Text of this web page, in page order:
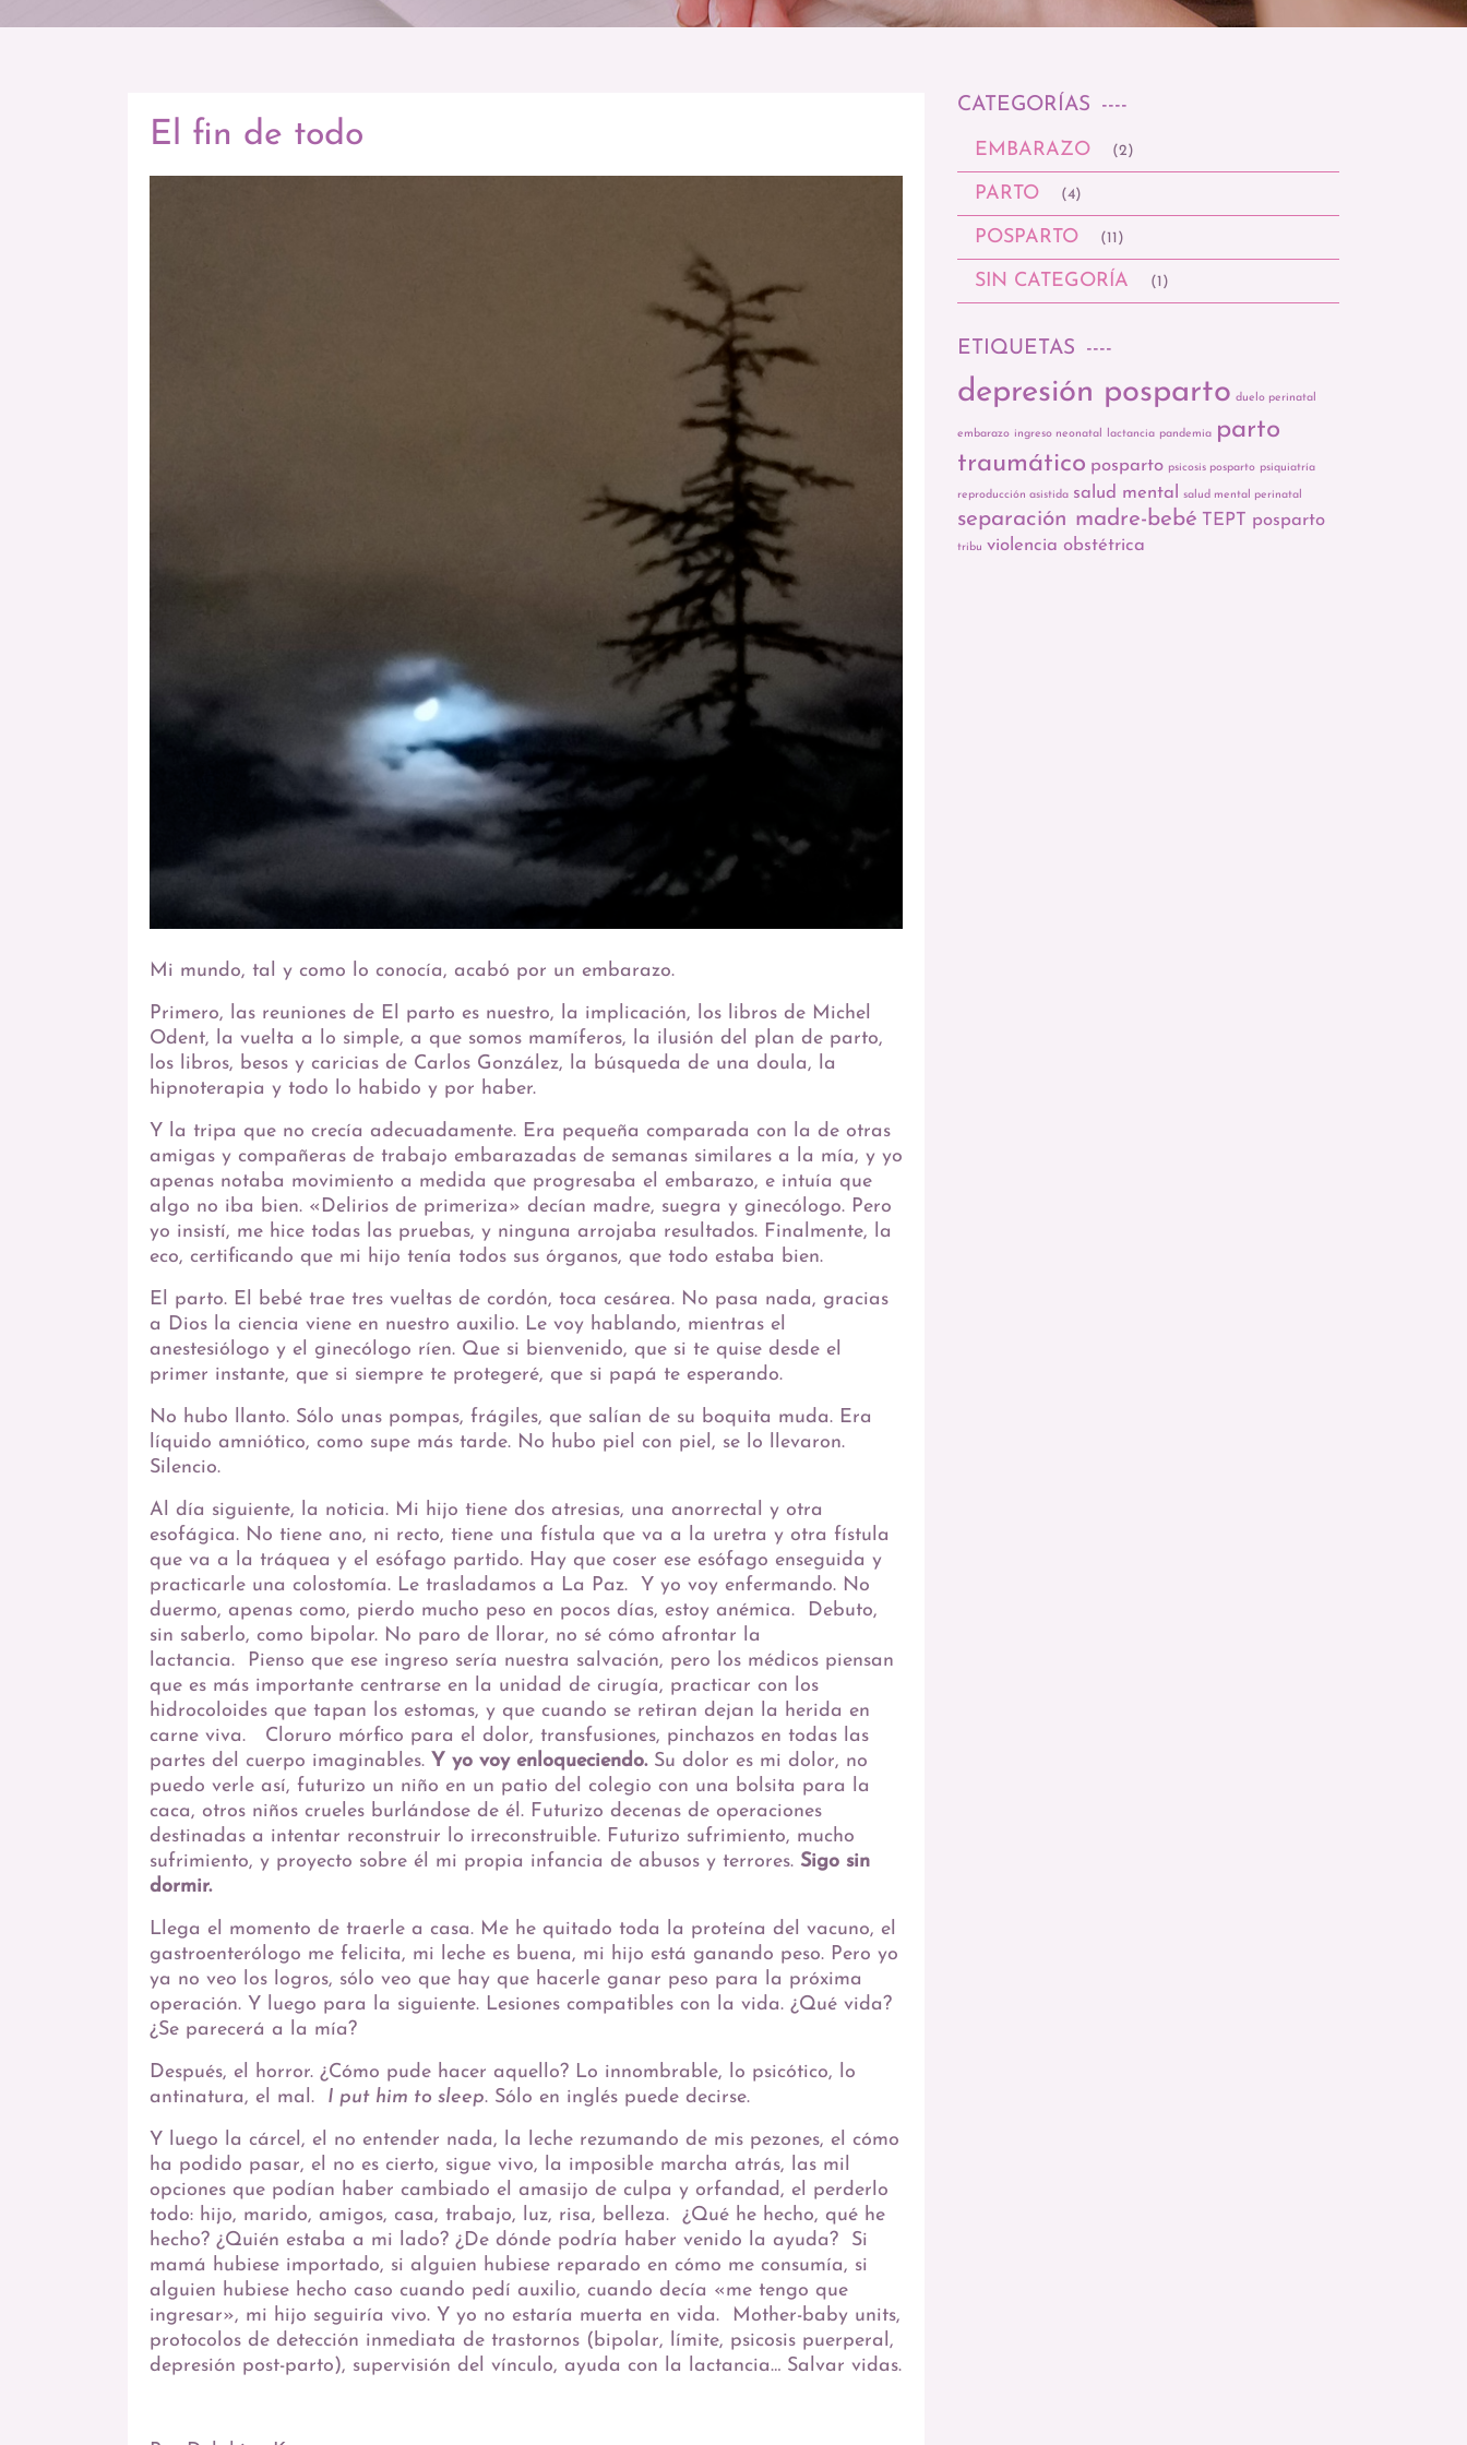
El fin de todo
Mi mundo, tal y como lo conocía, acabó por un embarazo.
Primero, las reuniones de El parto es nuestro, la implicación, los libros de Michel
Odent, la vuelta a lo simple, a que somos mamíferos, la ilusión del plan de parto,
los libros, besos y caricias de Carlos González, la búsqueda de una doula, la
hipnoterapia y todo lo habido y por haber.
Y la tripa que no crecía adecuadamente. Era pequeña comparada con la de otras
amigas y compañeras de trabajo embarazadas de semanas similares a la mía, y yo
apenas notaba movimiento a medida que progresaba el embarazo, e intuía que
algo no iba bien. «Delirios de primeriza» decían madre, suegra y ginecólogo. Pero
yo insistí, me hice todas las pruebas, y ninguna arrojaba resultados. Finalmente, la
eco, certificando que mi hijo tenía todos sus órganos, que todo estaba bien.
El parto. El bebé trae tres vueltas de cordón, toca cesárea. No pasa nada, gracias
a Dios la ciencia viene en nuestro auxilio. Le voy hablando, mientras el
anestesiólogo y el ginecólogo ríen. Que si bienvenido, que si te quise desde el
primer instante, que si siempre te protegeré, que si papá te esperando.
No hubo llanto. Sólo unas pompas, frágiles, que salían de su boquita muda. Era
líquido amniótico, como supe más tarde. No hubo piel con piel, se lo llevaron.
Silencio.
Al día siguiente, la noticia. Mi hijo tiene dos atresias, una anorrectal y otra
esofágica. No tiene ano, ni recto, tiene una fístula que va a la uretra y otra fístula
que va a la tráquea y el esófago partido. Hay que coser ese esófago enseguida y
practicarle una colostomía. Le trasladamos a La Paz. Y yo voy enfermando. No
duermo, apenas como, pierdo mucho peso en pocos días, estoy anémica. Debuto,
sin saberlo, como bipolar. No paro de llorar, no sé cómo afrontar la
lactancia. Pienso que ese ingreso sería nuestra salvación, pero los médicos piensan
que es más importante centrarse en la unidad de cirugía, practicar con los
hidrocoloides que tapan los estomas, y que cuando se retiran dejan la herida en
carne viva. Cloruro mórfico para el dolor, transfusiones, pinchazos en todas las
partes del cuerpo imaginables. Y yo voy enloqueciendo.Su dolor es mi dolor, no
puedo verle así, futurizo un niño en un patio del colegio con una bolsita para la
caca, otros niños crueles burlándose de él. Futurizo decenas de operaciones
destinadas a intentar reconstruir lo irreconstruible. Futurizo sufrimiento, mucho
sufrimiento, y proyecto sobre él mi propia infancia de abusos y terrores. Sigo sin
dormir.
Llega el momento de traerle a casa. Me he quitado toda la proteína del vacuno, el
gastroenterólogo me felicita, mi leche es buena, mi hijo está ganando peso. Pero yo
ya no veo los logros, sólo veo que hay que hacerle ganar peso para la próxima
operación. Y luego para la siguiente. Lesiones compatibles con la vida. ¿Qué vida?
¿Se parecerá a la mía?
Después, el horror. ¿Cómo pude hacer aquello? Lo innombrable, lo psicótico, lo
antinatura, el mal. I put him to sleep. Sólo en inglés puede decirse.
Y luego la cárcel, el no entender nada, la leche rezumando de mis pezones, el cómo
ha podido pasar, el no es cierto, sigue vivo, la imposible marcha atrás, las mil
opciones que podían haber cambiado el amasijo de culpa y orfandad, el perderlo
todo: hijo, marido, amigos, casa, trabajo, luz, risa, belleza. ¿Qué he hecho, qué he
hecho? ¿Quién estaba a mi lado? ¿De dónde podría haber venido la ayuda? Si
mamá hubiese importado, si alguien hubiese reparado en cómo me consumía, si
alguien hubiese hecho caso cuando pedí auxilio, cuando decía «me tengo que
ingresar», mi hijo seguiría vivo. Y yo no estaría muerta en vida. Mother-baby units,
protocolos de detección inmediata de trastornos (bipolar, límite, psicosis puerperal,
depresión post-parto), supervisión del vínculo, ayuda con la lactancia… Salvar vidas.
CATEGORÍAS
EMBARAZO (2)
PARTO (4)
POSPARTO (11)
SIN CATEGORÍA (1)
ETIQUETAS
depresión posparto duelo perinatal
embarazo ingreso neonatal lactancia pandemia parto
traumático posparto psicosis posparto psiquiatría
reproducción asistida salud mental salud mental perinatal
separación madre-bebé TEPT posparto
tribu violencia obstétrica